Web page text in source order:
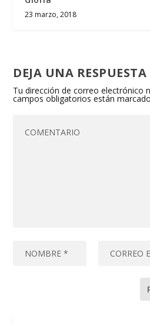
23 marzo, 2018
DEJA UNA RESPUESTA
Tu dirección de correo electrónico
campos obligatorios están